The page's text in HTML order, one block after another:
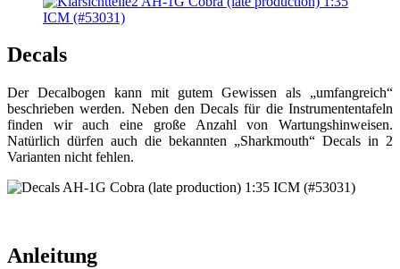
Decals
Der Decalbogen kann mit gutem Gewissen als „umfangreich“
beschrieben werden. Neben den Decals für die Instrumententafeln
finden wir auch eine große Anzahl von Wartungshinweisen.
Natürlich dürfen auch die bekannten „Sharkmouth“ Decals in 2
Varianten nicht fehlen.
Anleitung